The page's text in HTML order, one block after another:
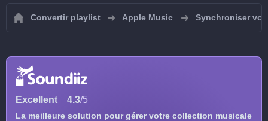
Convertir playlist Apple Music Synchroniser
Excellent 4.3/5
La meilleure solution pour gérer votre collection musicale